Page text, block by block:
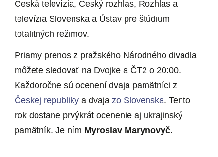
Česká televízia, Český rozhlas, Rozhlas a
televízia Slovenska a Ústav pre štúdium
totalitných režimov.
Priamy prenos z pražského Národného divadla
môžete sledovať na Dvojke a ČT2 o 20:00.
Každoročne sú ocenení dvaja pamätníci z
Českej republiky a dvaja zo Slovenska. Tento
rok dostane prvýkrát ocenenie aj ukrajinský
pamätník. Je ním Myroslav Marynovyč.